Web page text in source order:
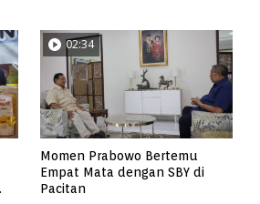
02:34
Momen Prabowo Bertemu
Empat Mata dengan SBY di
Pacitan